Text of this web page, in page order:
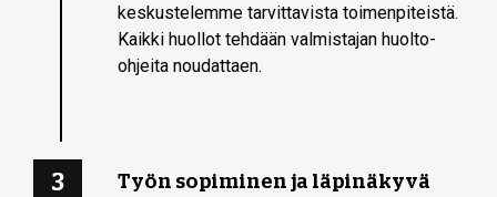
keskustelemme tarvittavista toimenpiteistä.
Kaikki huollot tehdään valmistajan huolto-
ohjeita noudattaen.
3
Työn sopiminen ja läpinäkyvä